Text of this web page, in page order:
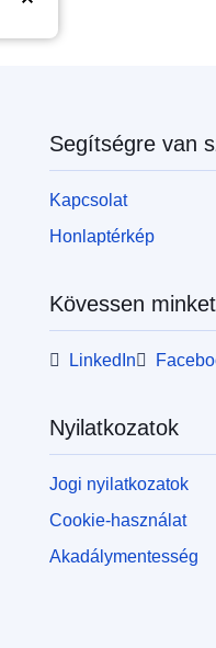
Segítségre van
Kapcsolat
Honlaptérkép
Kövessen minket
LinkedIn
Nyilatkozatok
Jogi nyilatkozatok
Cookie-használat
Akadálymentesség